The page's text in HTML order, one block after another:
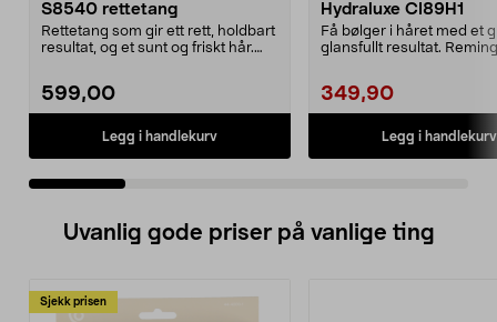
S8540 rettetang
Rettetang som gir ett rett, holdbart
resultat, og et sunt og friskt hår.
599,00
Legg i handlekurv
Hydraluxe CI89H1
Få bølger i håret med et
glansfullt resultat.
349,90
Legg i handlekurv
Uvanlig gode priser på vanlige ting
Sjekk prisen